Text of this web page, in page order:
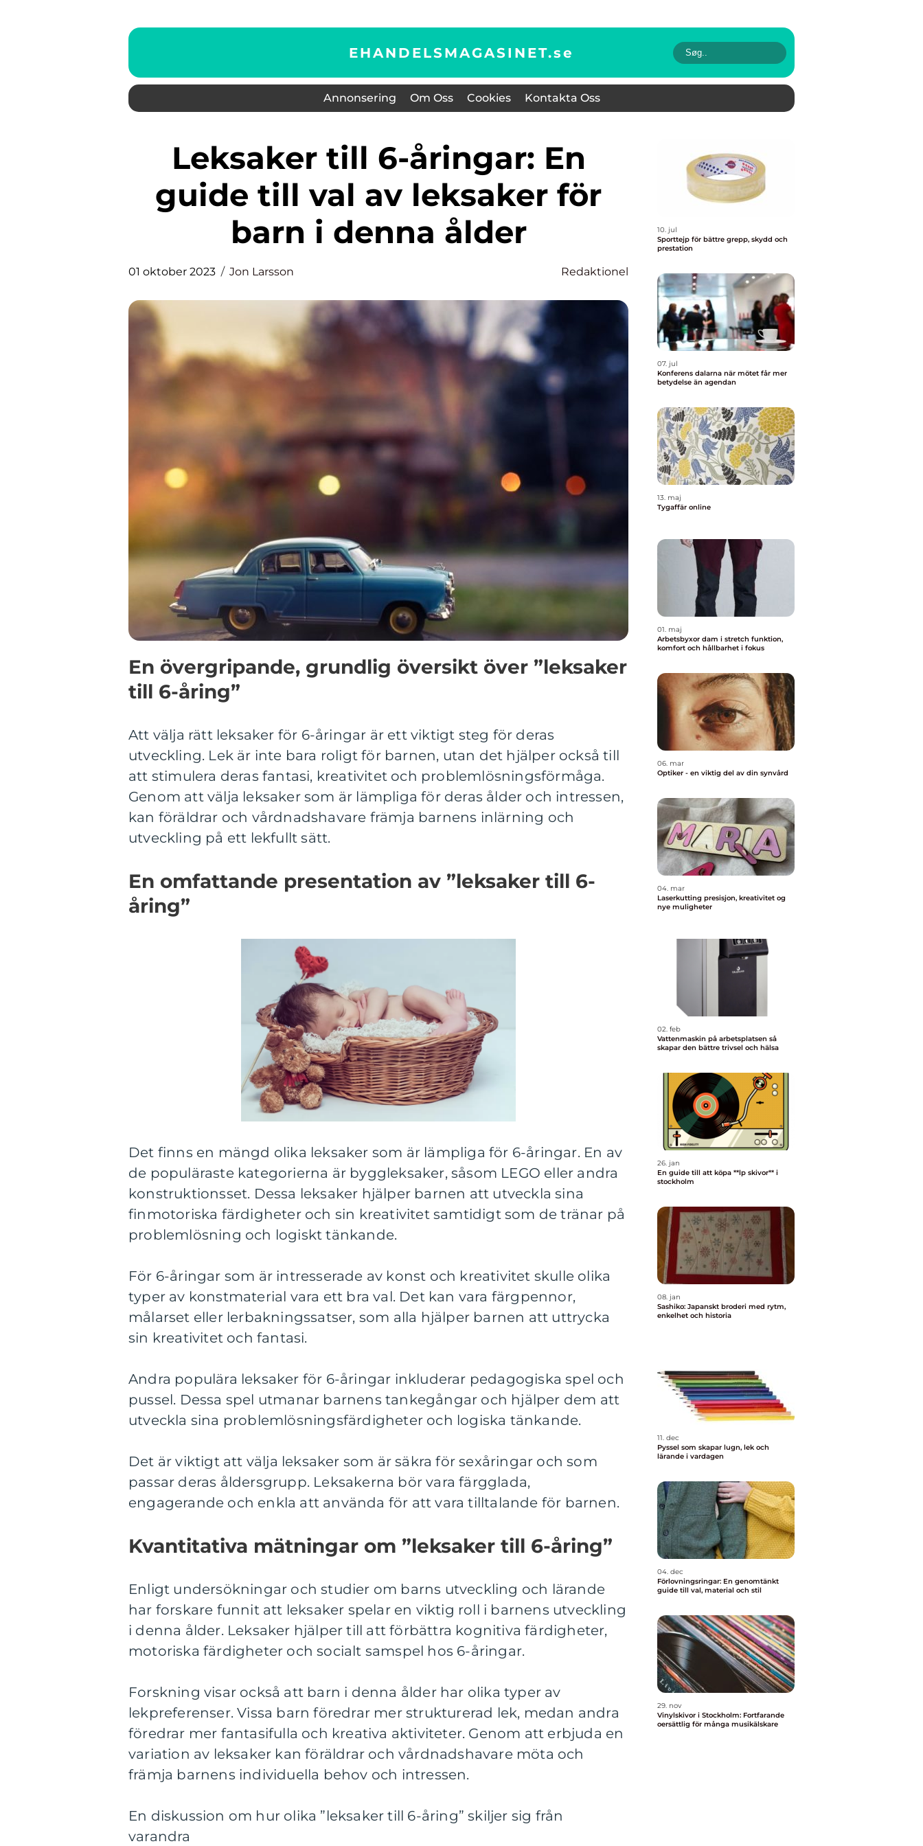
EHANDELSMAGASINET.se
Annonsering Om Oss Cookies Kontakta Oss
Leksaker till 6-åringar: En
guide till val av leksaker för
barn i denna ålder
01 oktober 2023 Jon Larsson Redaktionel
En övergripande, grundlig översikt över ”leksaker
till 6-åring”
Att välja rätt leksaker för 6-åringar är ett viktigt steg för deras
utveckling. Lek är inte bara roligt för barnen, utan det hjälper också till
att stimulera deras fantasi, kreativitet och problemlösningsförmåga.
Genom att välja leksaker som är lämpliga för deras ålder och intressen,
kan föräldrar och vårdnadshavare främja barnens inlärning och
utveckling på ett lekfullt sätt.
En omfattande presentation av ”leksaker till 6-
åring”
Det finns en mängd olika leksaker som är lämpliga för 6-åringar. En av
de populäraste kategorierna är byggleksaker, såsom LEGO eller andra
konstruktionsset. Dessa leksaker hjälper barnen att utveckla sina
finmotoriska färdigheter och sin kreativitet samtidigt som de tränar på
problemlösning och logiskt tänkande.
För 6-åringar som är intresserade av konst och kreativitet skulle olika
typer av konstmaterial vara ett bra val. Det kan vara färgpennor,
målarset eller lerbakningssatser, som alla hjälper barnen att uttrycka
sin kreativitet och fantasi.
Andra populära leksaker för 6-åringar inkluderar pedagogiska spel och
pussel. Dessa spel utmanar barnens tankegångar och hjälper dem att
utveckla sina problemlösningsfärdigheter och logiska tänkande.
Det är viktigt att välja leksaker som är säkra för sexåringar och som
passar deras åldersgrupp. Leksakerna bör vara färgglada,
engagerande och enkla att använda för att vara tilltalande för barnen.
Kvantitativa mätningar om ”leksaker till 6-åring”
Enligt undersökningar och studier om barns utveckling och lärande
har forskare funnit att leksaker spelar en viktig roll i barnens utveckling
i denna ålder. Leksaker hjälper till att förbättra kognitiva färdigheter,
motoriska färdigheter och socialt samspel hos 6-åringar.
Forskning visar också att barn i denna ålder har olika typer av
lekpreferenser. Vissa barn föredrar mer strukturerad lek, medan andra
föredrar mer fantasifulla och kreativa aktiviteter. Genom att erbjuda en
variation av leksaker kan föräldrar och vårdnadshavare möta och
främja barnens individuella behov och intressen.
En diskussion om hur olika ”leksaker till 6-åring” skiljer sig från
varandra
10. jul
Sporttejp för bättre grepp, skydd och
prestation
07. jul
Konferens dalarna när mötet får mer
betydelse än agendan
13. maj
Tygaffär online
01. maj
Arbetsbyxor dam i stretch funktion,
komfort och hållbarhet i fokus
06. mar
Optiker - en viktig del av din synvård
04. mar
Laserkutting presisjon, kreativitet og
nye muligheter
02. feb
Vattenmaskin på arbetsplatsen så
skapar den bättre trivsel och hälsa
26. jan
En guide till att köpa **lp skivor** i
stockholm
08. jan
Sashiko: Japanskt broderi med rytm,
enkelhet och historia
11. dec
Pyssel som skapar lugn, lek och
lärande i vardagen
04. dec
Förlovningsringar: En genomtänkt
guide till val, material och stil
29. nov
Vinylskivor i Stockholm: Fortfarande
oersättlig för många musikälskare